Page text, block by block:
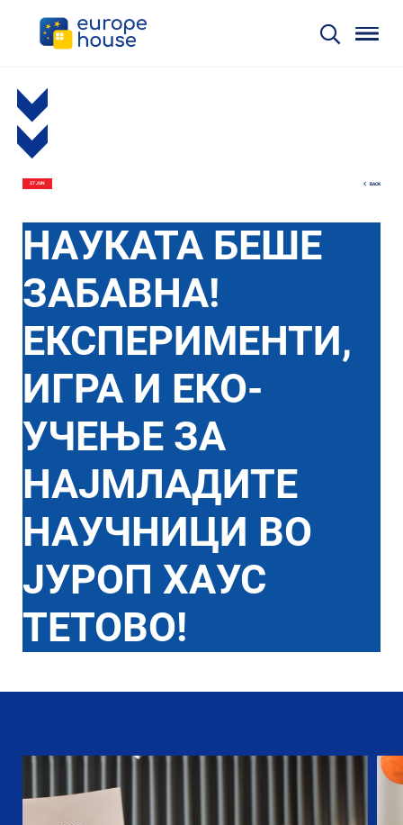
27 JUN BACK
НАУКАТА БЕШЕ
ЗАБАВНА!
ЕКСПЕРИМЕНТИ,
ИГРА И ЕКО-
УЧЕЊЕ ЗА
НАЈМЛАДИТЕ
НАУЧНИЦИ ВО
ЈУРОП ХАУС
ТЕТОВО!